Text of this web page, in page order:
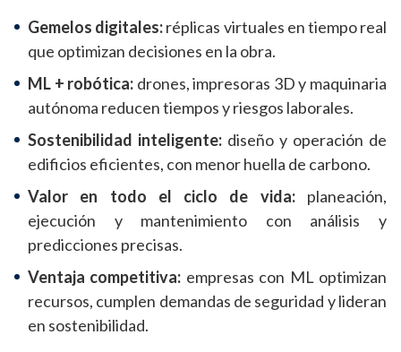
Gemelos digitales:réplicas virtuales en tiempo real
que optimizan decisiones en la obra.
ML + robótica: drones, impresoras 3D y maquinaria
autónoma reducen tiempos y riesgos laborales.
Sostenibilidad inteligente: diseño y operación de
edificios eficientes, con menor huella de carbono.
Valor en todo el ciclo de vida:planeación,
ejecución y mantenimiento con análisis y
predicciones precisas.
Ventaja competitiva: empresas con ML optimizan
recursos, cumplen demandas de seguridad y lideran
en sostenibilidad.